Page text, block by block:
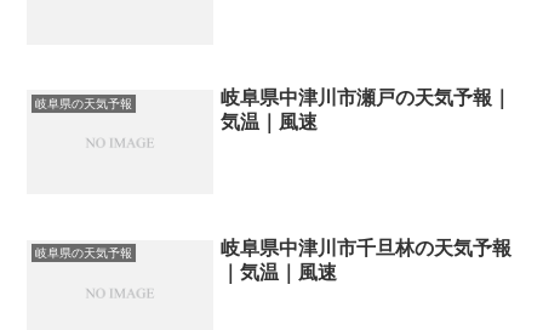
岐阜県の天気予報
岐阜県中津川市瀬戸の天気予報｜
気温｜風速
岐阜県の天気予報
岐阜県中津川市千旦林の天気予報
｜気温｜風速